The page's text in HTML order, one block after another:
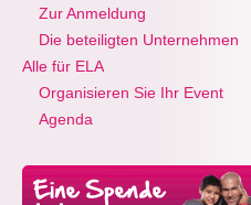
Zur Anmeldung
Die beteiligten Unternehmen
Alle für ELA
Organisieren Sie Ihr Event
Agenda